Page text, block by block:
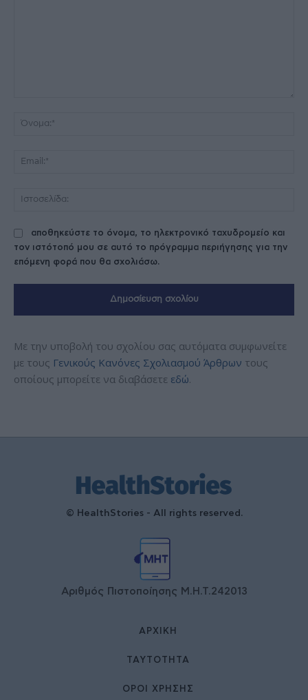
αποθηκεύστε το όνομα, το ηλεκτρονικό ταχυδρομείο και
τον ιστότοπό μου σε αυτό το πρόγραμμα περιήγησης για την
επόμενη φορά που θα σχολιάσω.
Με την υποβολή του σχολίου σας αυτόματα συμφωνείτε
με τους Γενικούς Κανόνες Σχολιασμού Άρθρων τους
οποίους μπορείτε να διαβάσετε εδώ.
© HealthStories - All rights reserved.
Αριθμός Πιστοποίησης Μ.Η.Τ.242013
ΑΡΧΙΚΉ
ΤΑΥΤΌΤΗΤΑ
ΌΡΟΙ ΧΡΉΣΗΣ